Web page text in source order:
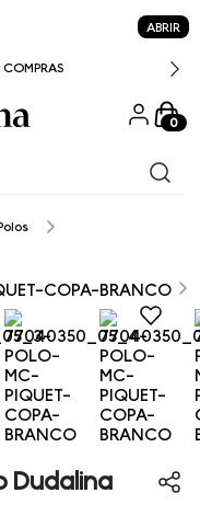
ABRIR
0
Dudalina